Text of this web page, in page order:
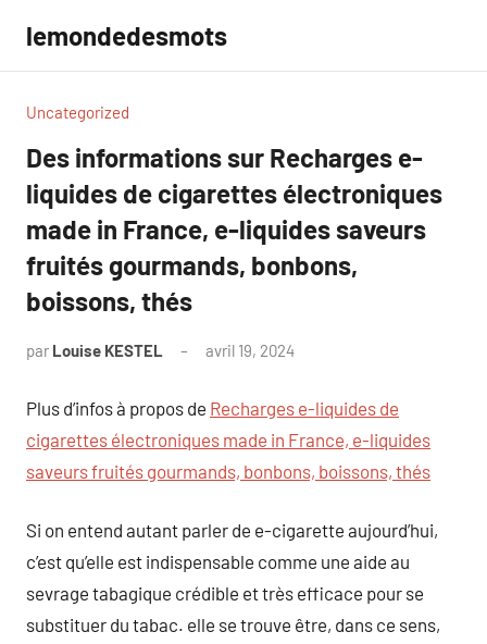
contenu
lemondedesmots
Uncategorized
Des informations sur Recharges e-
liquides de cigarettes électroniques
made in France, e-liquides saveurs
fruités gourmands, bonbons,
boissons, thés
par Louise KESTEL avril 19, 2024
Plus d’infos à propos de Recharges e-liquides de
cigarettes électroniques made in France, e-liquides
saveurs fruités gourmands, bonbons, boissons, thés
Si on entend autant parler de e-cigarette aujourd’hui,
c’est qu’elle est indispensable comme une aide au
sevrage tabagique crédible et très efficace pour se
substituer du tabac. elle se trouve être, dans ce sens,